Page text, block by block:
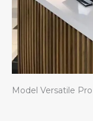
Model Versatile Pro